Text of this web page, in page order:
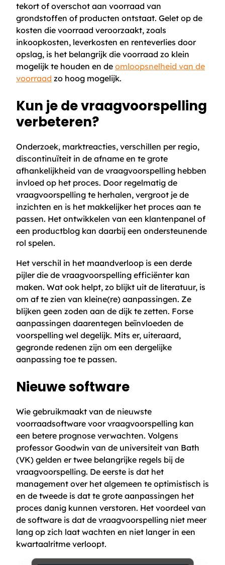
tekort of overschot aan voorraad van
grondstoffen of producten ontstaat. Gelet op de
kosten die voorraad veroorzaakt, zoals
inkoopkosten, leverkosten en renteverlies door
opslag, is het belangrijk die voorraad zo klein
mogelijk te houden en de omloopsnelheid van de
voorraad zo hoog mogelijk.
Kun je de vraagvoorspelling
verbeteren?
Onderzoek, marktreacties, verschillen per regio,
discontinuïteit in de afname en te grote
afhankelijkheid van de vraagvoorspelling hebben
invloed op het proces. Door regelmatig de
vraagvoorspelling te herhalen, vergroot je de
inzichten en is het makkelijker het proces aan te
passen. Het ontwikkelen van een klantenpanel of
een productblog kan daarbij een ondersteunende
rol spelen.
Het verschil in het maandverloop is een derde
pijler die de vraagvoorspelling efficiënter kan
maken. Wat ook helpt, zo blijkt uit de literatuur, is
om af te zien van kleine(re) aanpassingen. Ze
blijken geen zoden aan de dijk te zetten. Forse
aanpassingen daarentegen beïnvloeden de
voorspelling wel degelijk. Mits er, uiteraard,
gegronde redenen zijn om een dergelijke
aanpassing toe te passen.
Nieuwe software
Wie gebruikmaakt van de nieuwste
voorraadsoftware voor vraagvoorspelling kan
een betere prognose verwachten. Volgens
professor Goodwin van de universiteit van Bath
(VK) gelden er twee belangrijke regels bij de
vraagvoorspelling. De eerste is dat het
management over het algemeen te optimistisch is
en de tweede is dat te grote aanpassingen het
proces danig kunnen verstoren. Het voordeel van
de software is dat de vraagvoorspelling niet meer
lang op zich laat wachten en niet langer in een
kwartaalritme verloopt.